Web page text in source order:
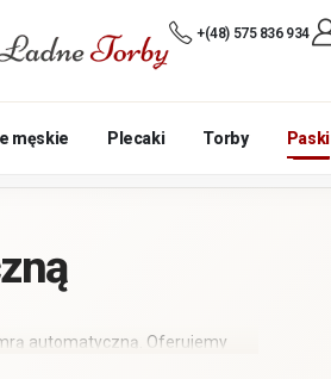
+(48) 575 836 934
męskie Plecaki Torby Paski
automatyczną. Oferujemy
męskiej stylizacji. Paski